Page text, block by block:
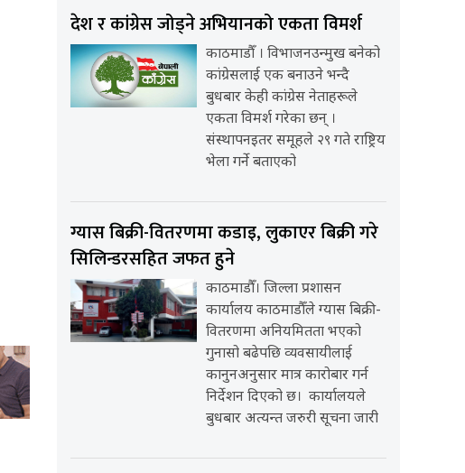
देश र कांग्रेस जोड्ने अभियानको एकता विमर्श
काठमाडौँ । विभाजनउन्मुख बनेको
कांग्रेसलाई एक बनाउने भन्दै
बुधबार केही कांग्रेस नेताहरूले
एकता विमर्श गरेका छन् ।
संस्थापनइतर समूहले २९ गते राष्ट्रिय
भेला गर्ने बताएको
ग्यास बिक्री-वितरणमा कडाइ, लुकाएर बिक्री गरे
सिलिन्डरसहित जफत हुने
काठमाडौँ। जिल्ला प्रशासन
कार्यालय काठमाडौँले ग्यास बिक्री-
वितरणमा अनियमितता भएको
गुनासो बढेपछि व्यवसायीलाई
कानुनअनुसार मात्र कारोबार गर्न
निर्देशन दिएको छ। कार्यालयले
बुधबार अत्यन्त जरुरी सूचना जारी